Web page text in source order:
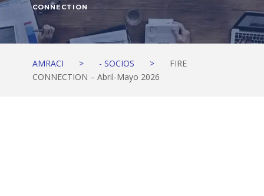
CONNECTION
AMRACI > - SOCIOS >
FIRE
CONNECTION – Abril-Mayo 2026